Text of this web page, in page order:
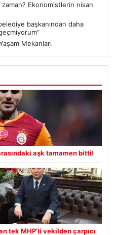
zaman? Ekonomistlerin nisan
başkanından daha
Mekanları
aşk tamamen bitti!
tek MHP’li vekilden çarpıcı